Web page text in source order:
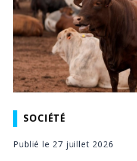
SOCIÉTÉ
Publié le 27 juillet 2026